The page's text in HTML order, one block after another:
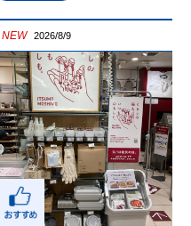
NEW 2026/8/9